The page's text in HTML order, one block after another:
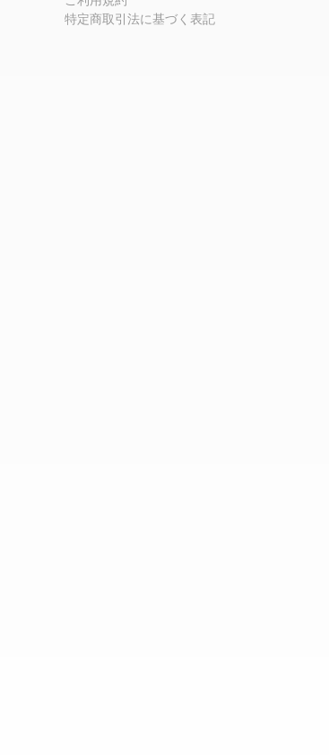
特定商取引法に基づく表記